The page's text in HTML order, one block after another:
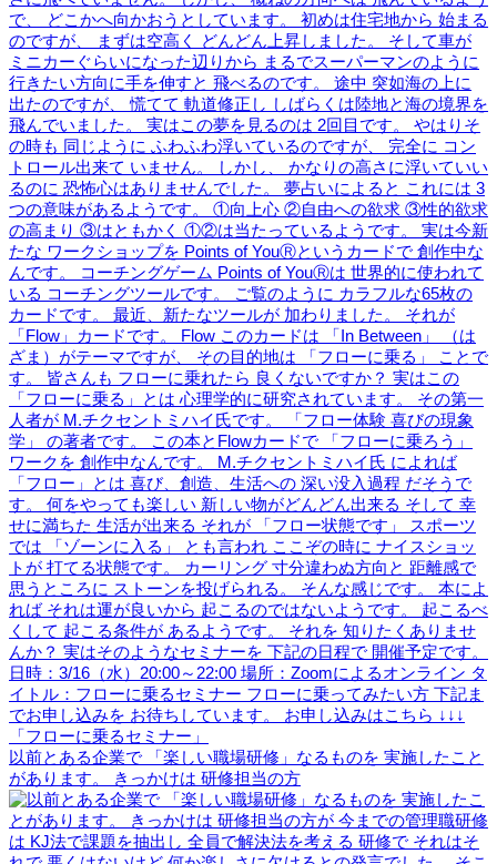
以前とある企業で 「楽しい職場研修」なるものを 実施したこと
があります。 きっかけは 研修担当の方